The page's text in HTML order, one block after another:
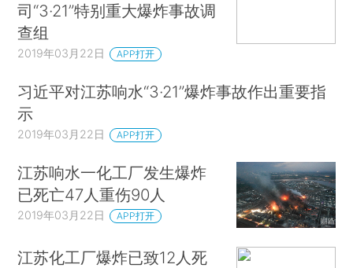
司“3·21”特别重大爆炸事故调
查组
2019年03月22日 APP打开
习近平对江苏响水“3·21”爆炸事故作出重要指
示
2019年03月22日 APP打开
江苏响水一化工厂发生爆炸
已死亡47人重伤90人
2019年03月22日 APP打开
江苏化工厂爆炸已致12人死